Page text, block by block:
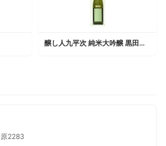
醸し人九平次 純米大吟醸 黒田庄に生まれて
2283